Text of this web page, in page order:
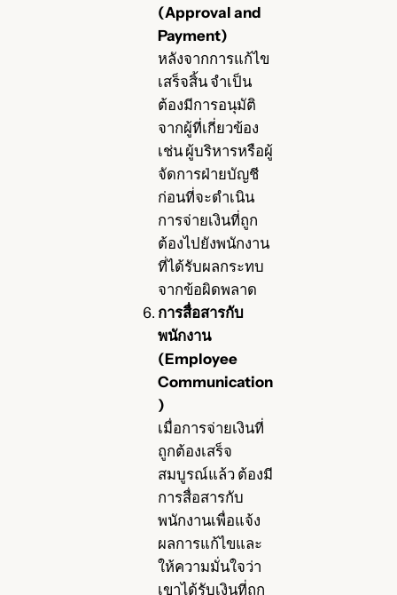
(Approval and
Payment)
หลังจากการแก้ไข
เสร็จสิ้น จำเป็น
ต้องมีการอนุมัติ
จากผู้ที่เกี่ยวข้อง
เช่น ผู้บริหารหรือผู้
จัดการฝ่ายบัญชี
ก่อนที่จะดำเนิน
การจ่ายเงินที่ถูก
ต้องไปยังพนักงาน
ที่ได้รับผลกระทบ
จากข้อผิดพลาด
การสื่อสารกับ
พนักงาน
(Employee
Communication
)
เมื่อการจ่ายเงินที่
ถูกต้องเสร็จ
สมบูรณ์แล้ว ต้องมี
การสื่อสารกับ
พนักงานเพื่อแจ้ง
ผลการแก้ไขและ
ให้ความมั่นใจว่า
เขาได้รับเงินที่ถูก